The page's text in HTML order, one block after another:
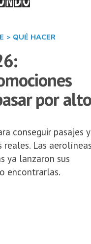
> QUÉ HACER
por alto
conseguir pasajes y
Las
ya lanzaron sus
encontrarlas.